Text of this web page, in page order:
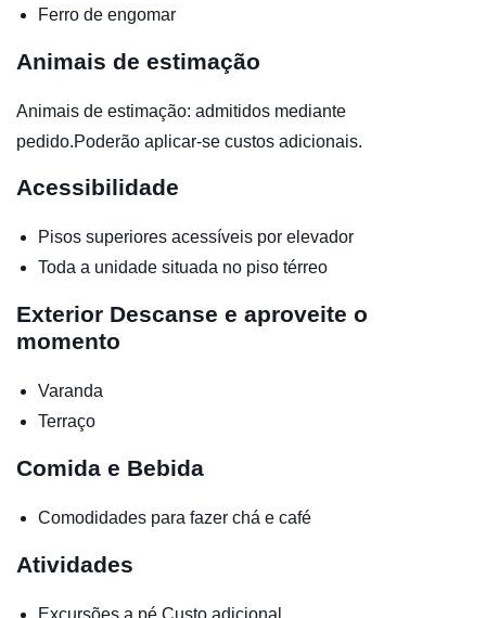
Ferro de engomar
Animais de estimação
Animais de estimação: admitidos mediante
pedido.Poderão aplicar-se custos adicionais.
Acessibilidade
Pisos superiores acessíveis por elevador
Toda a unidade situada no piso térreo
Exterior Descanse e aproveite o
momento
Varanda
Terraço
Comida e Bebida
Comodidades para fazer chá e café
Atividades